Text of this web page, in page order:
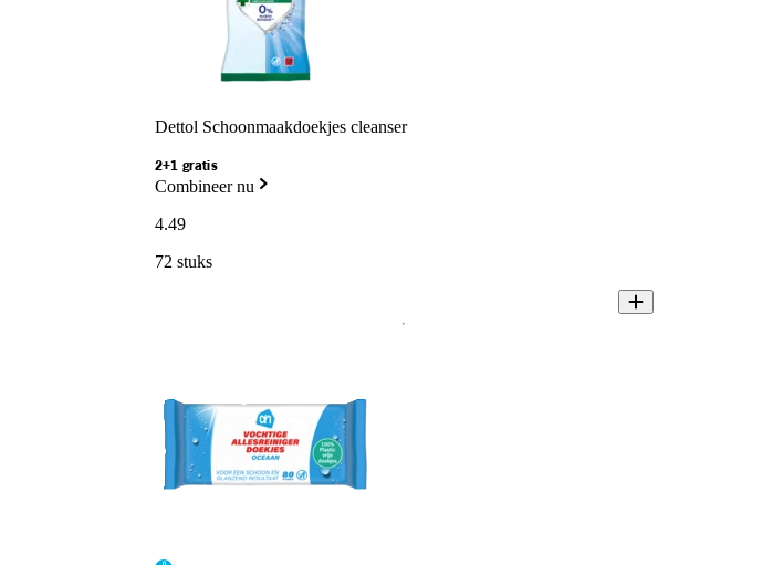
Dettol Schoonmaakdoekjes cleanser
2+1 gratis
Combineer nu
4.49
72 stuks